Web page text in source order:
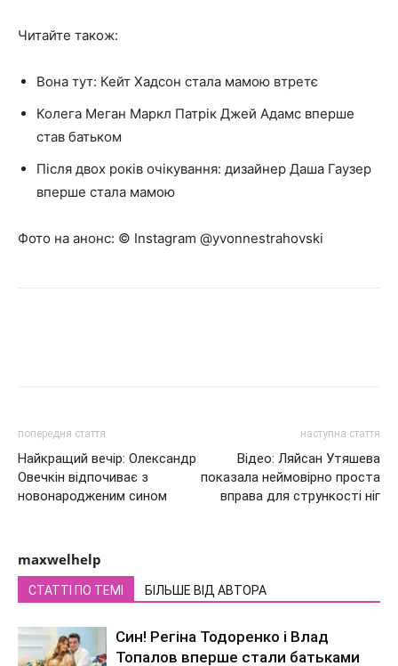
Читайте також:
Вона тут: Кейт Хадсон стала мамою втретє
Колега Меган Маркл Патрік Джей Адамс вперше
став батьком
Після двох років очікування: дизайнер Даша Гаузер
вперше стала мамою
Фото на анонс: © Instagram @yvonnestrahovski
попередня стаття
Найкращий вечір: Олександр
Овечкін відпочиває з
новонародженим сином
наступна стаття
Відео: Ляйсан Утяшева
показала неймовірно проста
вправа для стрункості ніг
maxwelhelp
СТАТТІ ПО ТЕМІ БІЛЬШЕ ВІД АВТОРА
Син! Регіна Тодоренко і Влад
Топалов вперше стали батьками